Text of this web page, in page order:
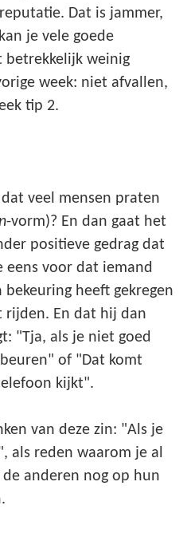
Dat is jammer,
je vele goede
betrekkelijk weinig
week: niet afvallen,
tip 2.
veel mensen praten
-vorm)? En dan gaat het
positieve gedrag dat
eens voor dat iemand
heeft gekregen
En dat hij dan
"Tja, als je niet goed
of "Dat komt
kijkt".
van deze zin: "Als je
als reden waarom je al
anderen nog op hun